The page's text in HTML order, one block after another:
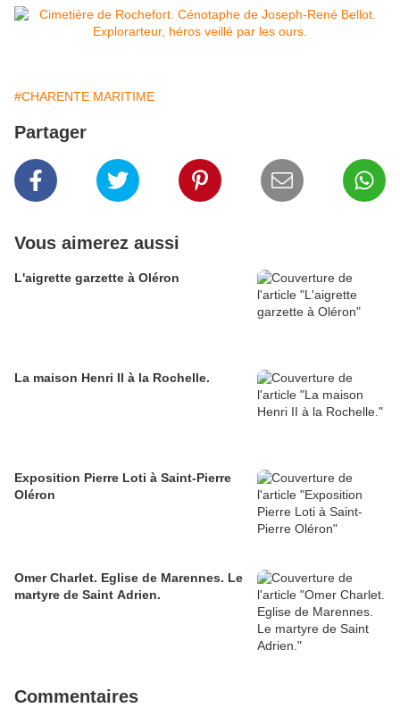
#CHARENTE MARITIME
Partager
Vous aimerez aussi
L'aigrette garzette à Oléron
La maison Henri II à la Rochelle.
Exposition Pierre Loti à Saint-Pierre
Oléron
Omer Charlet. Eglise de Marennes. Le
martyre de Saint Adrien.
Commentaires